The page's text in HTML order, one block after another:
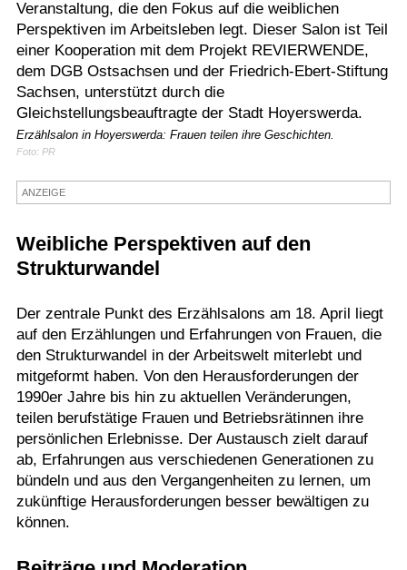
Termine
Kostenlos
Veranstaltung, die den Fokus auf die weiblichen
Perspektiven im Arbeitsleben legt. Dieser Salon ist Teil
einer Kooperation mit dem Projekt REVIERWENDE,
dem DGB Ostsachsen und der Friedrich-Ebert-Stiftung
Sachsen, unterstützt durch die
Gleichstellungsbeauftragte der Stadt Hoyerswerda.
Erzählsalon in Hoyerswerda: Frauen teilen ihre Geschichten.
Foto: PR
ANZEIGE
Weibliche Perspektiven auf den
Strukturwandel
Der zentrale Punkt des Erzählsalons am 18. April liegt
auf den Erzählungen und Erfahrungen von Frauen, die
den Strukturwandel in der Arbeitswelt miterlebt und
mitgeformt haben. Von den Herausforderungen der
1990er Jahre bis hin zu aktuellen Veränderungen,
teilen berufstätige Frauen und Betriebsrätinnen ihre
persönlichen Erlebnisse. Der Austausch zielt darauf
ab, Erfahrungen aus verschiedenen Generationen zu
bündeln und aus den Vergangenheiten zu lernen, um
zukünftige Herausforderungen besser bewältigen zu
können.